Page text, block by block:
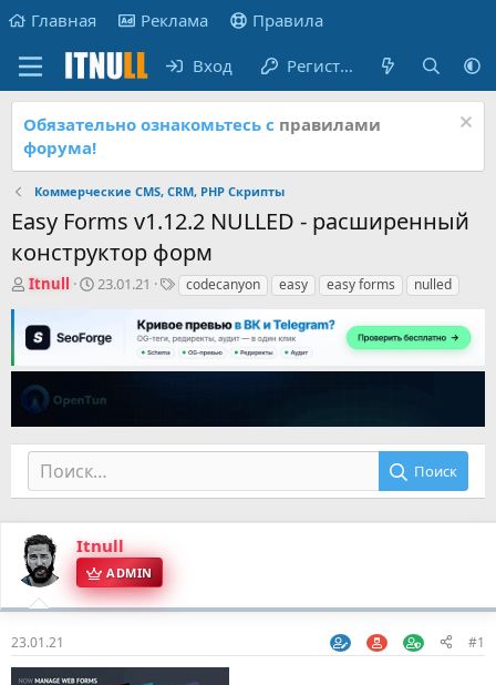
Главная Реклама Правила
Вход Регистрация
Обязательно ознакомьтесь с правилами
форума!
Коммерческие CMS, CRM, PHP Скрипты
Easy Forms v1.12.2 NULLED - расширенный
конструктор форм
А
т
о
т
е
м
ы
Itnull
Д
а
ч
а
л
23.01.21
Т
г
и
codecanyon easy easy forms nulled
Поиск
Itnull
ADMIN
23.01.21 #1